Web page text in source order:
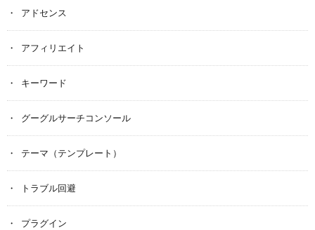
アドセンス
アフィリエイト
キーワード
グーグルサーチコンソール
テーマ（テンプレート）
トラブル回避
プラグイン